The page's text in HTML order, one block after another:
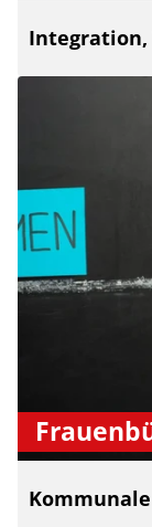
Integration,